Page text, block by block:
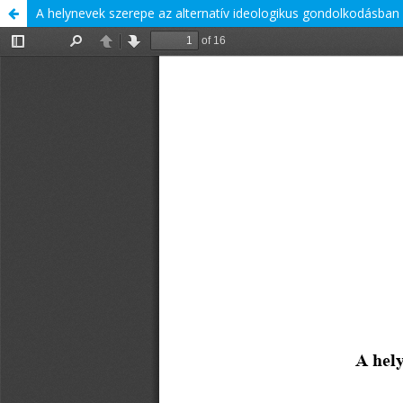
A helynevek szerepe az alternatív ideologikus gondolkodásban